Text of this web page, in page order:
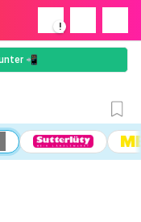
!
📲